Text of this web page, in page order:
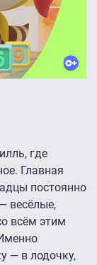
где
Главная
постоянно
весёлые,
всём этим
— в лодочку,